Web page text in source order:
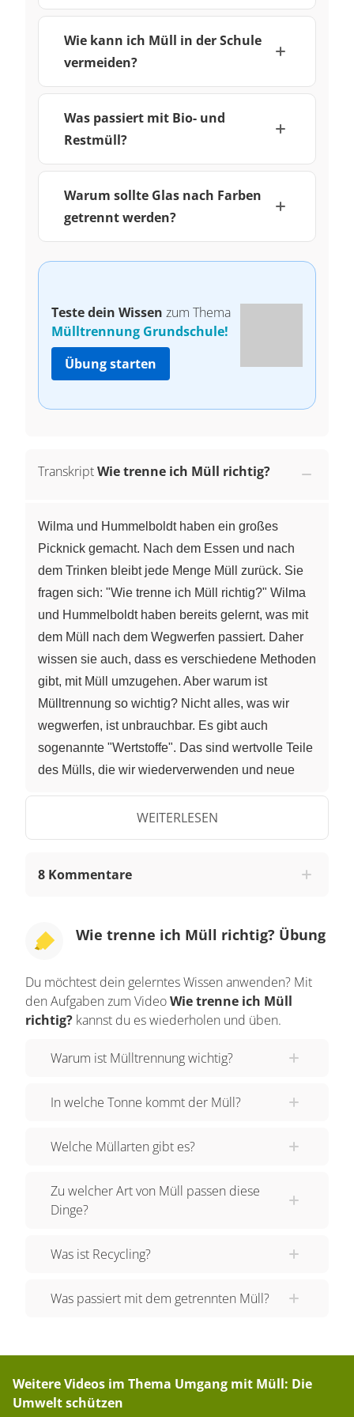
Wie kann ich Müll in der Schule
vermeiden?
Was passiert mit Bio- und
Restmüll?
Warum sollte Glas nach Farben
getrennt werden?
Teste dein Wissen zum Thema
Mülltrennung Grundschule!
Übung starten
TranskriptWie trenne ich Müll richtig?
Wilma und Hummelboldt haben ein großes
Picknick gemacht. Nach dem Essen und nach
dem Trinken bleibt jede Menge Müll zurück. Sie
fragen sich: "Wie trenne ich Müll richtig?" Wilma
und Hummelboldt haben bereits gelernt, was mit
dem Müll nach dem Wegwerfen passiert. Daher
wissen sie auch, dass es verschiedene Methoden
gibt, mit Müll umzugehen. Aber warum ist
Mülltrennung so wichtig? Nicht alles, was wir
wegwerfen, ist unbrauchbar. Es gibt auch
sogenannte "Wertstoffe". Das sind wertvolle Teile
des Mülls, die wir wiederverwenden und neue
Wiederverwendung nennt man "Recycling". Das
schont unsere Umwelt und die Rohstoffe unserer
du normalerweise vier verschiedene Mülltonnen
Biotonne. Es kann gut sein, dass die Tonnen bei
Vielleicht ist die Biotonne bei dir zum Beispiel
grün? Um herauszufinden, wo was hineinkommt,
Materialien, aus denen der Müll besteht, einmal
(manchmal ist es auch nur ein gelber Sack)
Styropor, pfandfreie -Flaschen sowie Tetrapacks
leer und sauber sind. In die Papiertonne kommt
alles, was aus Papier ist. Dazu gehören
sowie Karton von Paketen. Auch hier ist es
die Restmülltonne kommt alles, was NICHT
die Restmülltonne werfen. Zuletzt bleibt noch die
Biotonne übrig. Weißt du, was hier entsorgt
WEITERLESEN
8 Kommentare
Wie trenne ich Müll richtig? Übung
Du möchtest dein gelerntes Wissen anwenden? Mit
den Aufgaben zum VideoWie trenne ich Müll
richtig? kannst du es wiederholen und üben.
Warum ist Mülltrennung wichtig?
In welche Tonne kommt der Müll?
Welche Müllarten gibt es?
Zu welcher Art von Müll passen diese
Dinge?
Was ist Recycling?
Was passiert mit dem getrennten Müll?
Weitere Videos im Thema Umgang mit Müll: Die
Umwelt schützen